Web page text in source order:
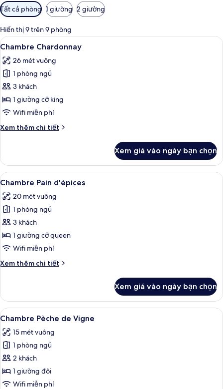
Bộ
lọc
có
thể
dùng
để
lọc
tìm
phòng
Tất cả phòng 1 giường 2 giường
Hiển thị 9 trên 9 phòng
Xem
tất
cả
ảnh
Chambre
Chardonnay
Chambre Chardonnay | Két bảo
4
Chambre Chardonnay
26 mét vuông
1 phòng ngủ
3 khách
1 giường cỡ king
Wifi miễn phí
Xem thêm chi tiết
Chi
Chambre
Chardonnay
Xem giá vào ngày bạn chọn
Xem
tất
cả
ảnh
Chambre
Pain
d'épices
Chambre Pain d'épices | Két bảo
3
Chambre Pain d'épices
20 mét vuông
1 phòng ngủ
3 khách
1 giường cỡ queen
Wifi miễn phí
Xem thêm chi tiết
Chi
Chambre
Pain
d'épices
Xem giá vào ngày bạn chọn
Xem
tất
cả
ảnh
Chambre
Pèche
de
Chambre Pèche de Vigne | Két bảo
3
Chambre Pèche de Vigne
15 mét vuông
1 phòng ngủ
2 khách
1 giường đôi
Wifi miễn phí